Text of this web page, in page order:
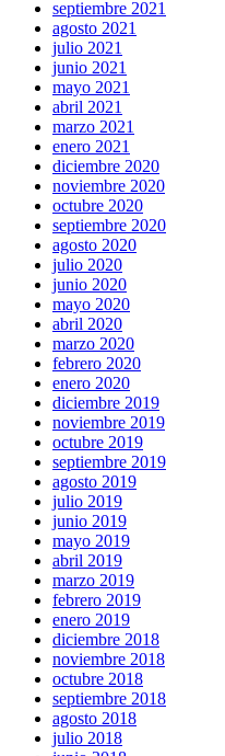
septiembre 2021
agosto 2021
julio 2021
junio 2021
mayo 2021
abril 2021
marzo 2021
enero 2021
diciembre 2020
noviembre 2020
octubre 2020
septiembre 2020
agosto 2020
julio 2020
junio 2020
mayo 2020
abril 2020
marzo 2020
febrero 2020
enero 2020
diciembre 2019
noviembre 2019
octubre 2019
septiembre 2019
agosto 2019
julio 2019
junio 2019
mayo 2019
abril 2019
marzo 2019
febrero 2019
enero 2019
diciembre 2018
noviembre 2018
octubre 2018
septiembre 2018
agosto 2018
julio 2018